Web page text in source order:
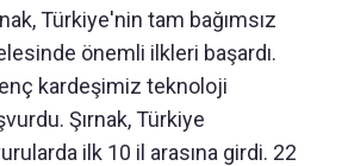
Türkiye'nin tam bağımsız
önemli ilkleri başardı.
kardeşimiz teknoloji
Şırnak, Türkiye
ilk 10 il arasına girdi. 22